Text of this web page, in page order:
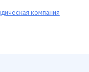
компания